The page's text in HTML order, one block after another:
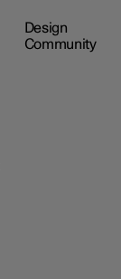
Design
Community